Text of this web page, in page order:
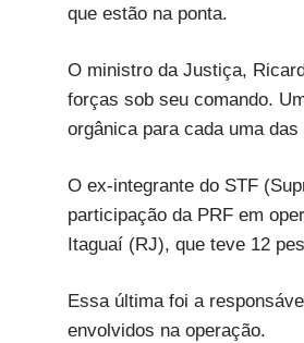
que estão na ponta.
O ministro da Justiça,
forças sob seu comando.
orgânica para cada uma
O ex-integrante do STF
participação da PRF em
Itaguaí (RJ), que teve 12
Essa última foi a
envolvidos na operação.